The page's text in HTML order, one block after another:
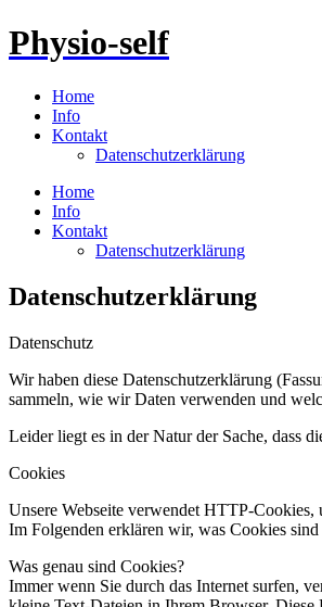
Physio-self
Home
Info
Kontakt
Datenschutzerklärung
Home
Info
Kontakt
Datenschutzerklärung
Datenschutzerklärung
Datenschutz
Wir haben diese Datenschutzerklärung
sammeln, wie wir Daten verwenden und
Leider liegt es in der Natur der Sache, dass
Cookies
Unsere Webseite verwendet HTTP-Cookies,
Im Folgenden erklären wir, was Cookies
Was genau sind Cookies?
Immer wenn Sie durch das Internet surfen,